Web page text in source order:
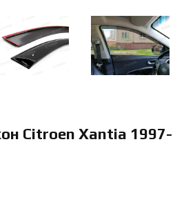
Citroen Xantia 1997-